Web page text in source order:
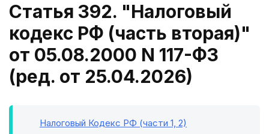
Статья 392. "Налоговый
кодекс РФ (часть вторая)"
от 05.08.2000 N 117-ФЗ
(ред. от 25.04.2026)
Налоговый Кодекс РФ (части 1, 2)